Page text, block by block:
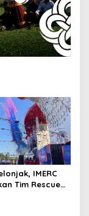
IMERC
Tim Rescue